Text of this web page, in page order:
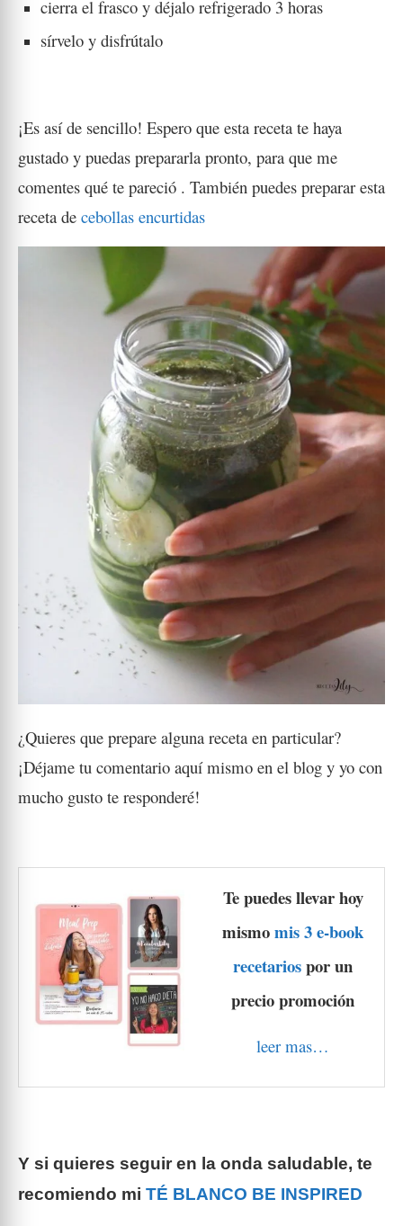
cierra el frasco y déjalo refrigerado 3 horas
sírvelo y disfrútalo
¡Es así de sencillo! Espero que esta receta te haya
gustado y puedas prepararla pronto, para que me
comentes qué te pareció . También puedes preparar esta
receta de cebollas encurtidas
¿Quieres que prepare alguna receta en particular?
¡Déjame tu comentario aquí mismo en el blog y yo con
mucho gusto te responderé!
Te puedes llevar hoy
mismomis 3 e-book
recetariospor un
precio promoción
leer mas…
Y si quieres seguir en la onda saludable, te
recomiendo mi TÉ BLANCO BE INSPIRED